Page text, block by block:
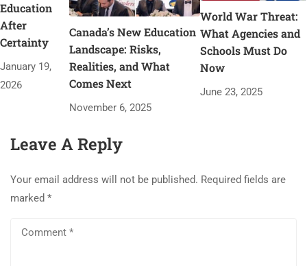
Education
After
Certainty
January 19,
2026
Canada’s New Education
Landscape: Risks,
Realities, and What
Comes Next
November 6, 2025
World War Threat:
What Agencies and
Schools Must Do
Now
June 23, 2025
Leave A Reply
Your email address will not be published. Required fields are
marked *